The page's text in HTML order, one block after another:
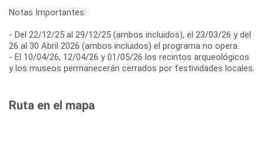
Notas Importantes:
- Del 22/12/25 al 29/12/25 (ambos incluidos), el 23/03/26 y del
26 al 30 Abril 2026 (ambos incluidos) el programa no opera.
- El 10/04/26, 12/04/26 y 01/05/26 los recintos arqueológicos
y los museos permanecerán cerrados por festividades locales.
Ruta en el mapa